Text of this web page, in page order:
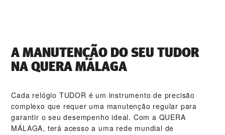
A MANUTENÇÃO DO SEU TUDOR
NA ‭QUERA MÁLAGA‬
Cada relógio TUDOR é um instrumento de precisão
complexo que requer uma manutenção regular para
garantir o seu desempenho ideal. Com a ‭QUERA
MÁLAGA‬, terá acesso a uma rede mundial de